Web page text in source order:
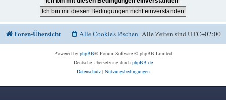
Foren-Übersicht Alle Zeiten sindUTC+02:00
Alle Cookies löschen
Powered by phpBB® Forum Software © phpBB Limited
Deutsche Übersetzung durch phpBB.de
Datenschutz| Nutzungsbedingungen